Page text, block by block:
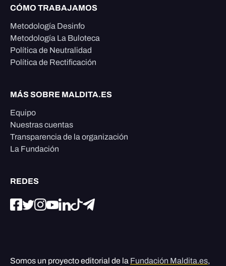
CÓMO TRABAJAMOS
Metodología Desinfo
Metodología La Buloteca
Política de Neutralidad
Política de Rectificación
MÁS SOBRE MALDITA.ES
Equipo
Nuestras cuentas
Transparencia de la organización
La Fundación
REDES
Somos un proyecto editorial de la Fundación Maldita.es,